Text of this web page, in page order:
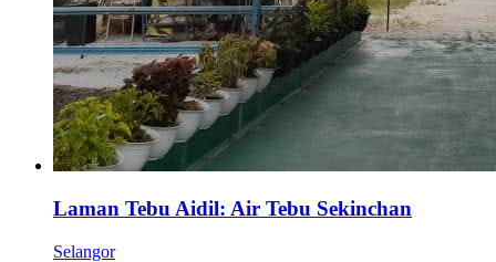
Laman Tebu Aidil: Air Tebu Sekinchan
Selangor